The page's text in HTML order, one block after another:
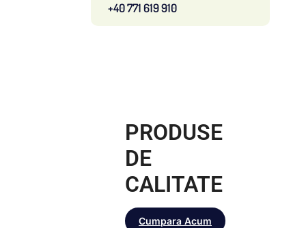
+40 771 619 910
PRODUSE
DE
CALITATE
Cumpara Acum